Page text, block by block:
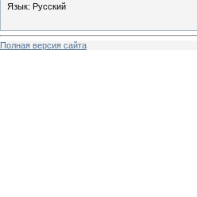
Язык: Русский
Полная версия сайта